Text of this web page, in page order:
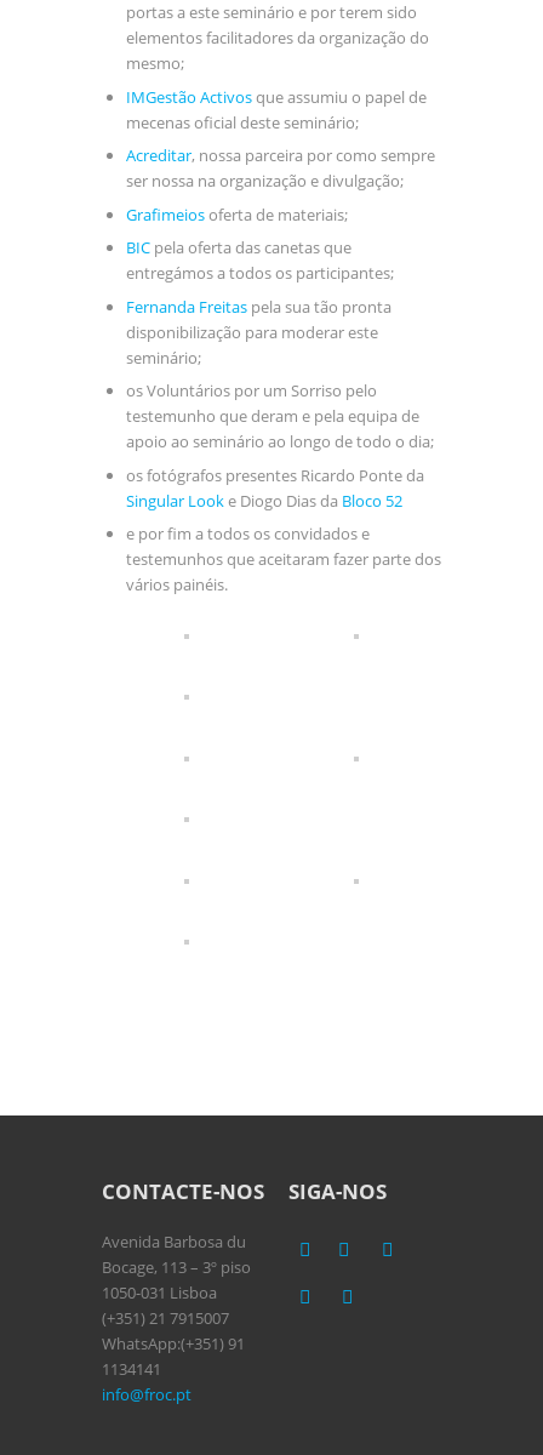
portas a este seminário e por terem sido
elementos facilitadores da organização do
mesmo;
IMGestão Activosque assumiu o papel de
mecenas oficial deste seminário;
Acreditar, nossa parceira por como sempre
ser nossa na organização e divulgação;
Grafimeiosoferta de materiais;
BICpela oferta das canetas que
entregámos a todos os participantes;
Fernanda Freitaspela sua tão pronta
disponibilização para moderar este
seminário;
os Voluntários por um Sorriso pelo
testemunho que deram e pela equipa de
apoio ao seminário ao longo de todo o dia;
os fotógrafos presentes Ricardo Ponte da
Singular Looke Diogo Dias da Bloco 52
e por fim a todos os convidados e
testemunhos que aceitaram fazer parte dos
vários painéis.
CONTACTE-NOS
Avenida Barbosa du
Bocage, 113 – 3º piso
1050-031 Lisboa
(+351) 21 7915007
WhatsApp:(+351) 91
1134141
info@froc.pt
SIGA-NOS